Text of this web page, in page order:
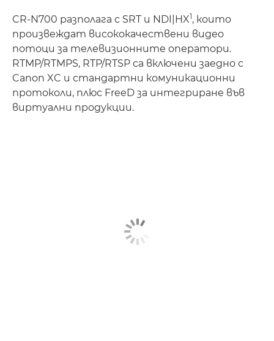
CR-N700 разполага с SRT и NDI|HX1, които
произвеждат висококачествени видео
потоци за телевизионните оператори.
RTMP/RTMPS, RTP/RTSP са включени заедно с
Canon XC и стандартни комуникационни
протоколи, плюс FreeD за интегриране във
виртуални продукции.